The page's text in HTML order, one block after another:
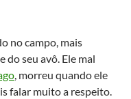
no campo, mais
do seu avô. Ele mal
, morreu quando ele
falar muito a respeito.